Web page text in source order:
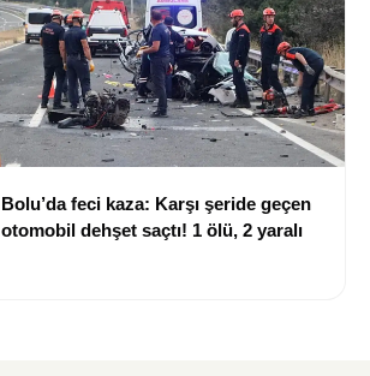
Bolu’da feci kaza: Karşı şeride geçen
otomobil dehşet saçtı! 1 ölü, 2 yaralı